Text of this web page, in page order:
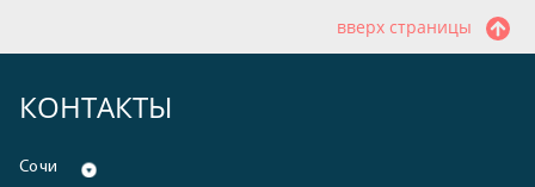
вверх страницы
КОНТАКТЫ
Сочи